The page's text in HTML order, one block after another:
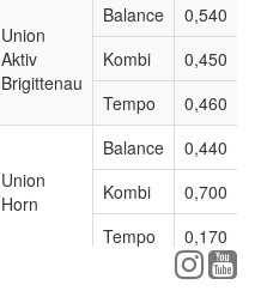
Union
Aktiv
Brigittenau
Balance 0,540
Kombi
0,450
Tempo
0,460
Union
Horn
Balance 0,440
Kombi
0,700
Tempo
0,170